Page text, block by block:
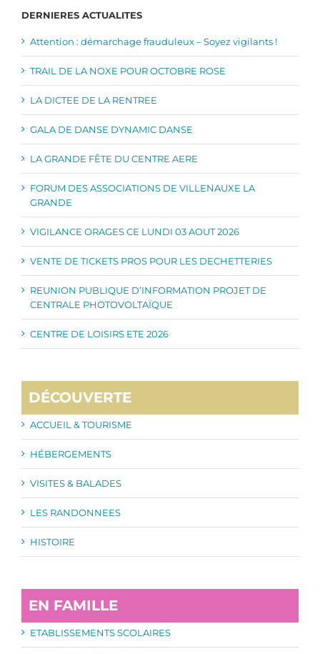
DERNIERES ACTUALITES
Attention : démarchage frauduleux – Soyez vigilants !
TRAIL DE LA NOXE POUR OCTOBRE ROSE
LA DICTEE DE LA RENTREE
GALA DE DANSE DYNAMIC DANSE
LA GRANDE FÊTE DU CENTRE AERE
FORUM DES ASSOCIATIONS DE VILLENAUXE LA
GRANDE
VIGILANCE ORAGES CE LUNDI 03 AOUT 2026
VENTE DE TICKETS PROS POUR LES DECHETTERIES
REUNION PUBLIQUE D’INFORMATION PROJET DE
CENTRALE PHOTOVOLTAÏQUE
CENTRE DE LOISIRS ETE 2026
DÉCOUVERTE
ACCUEIL & TOURISME
HÉBERGEMENTS
VISITES & BALADES
LES RANDONNEES
HISTOIRE
EN FAMILLE
ETABLISSEMENTS SCOLAIRES